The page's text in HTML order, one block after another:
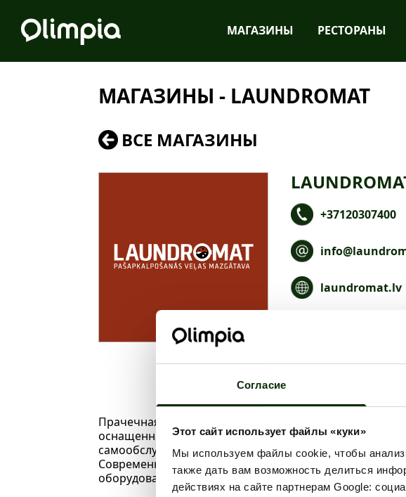
Согласие
Этот сайт использует файлы «куки»
Мы используем файлы cookie, чтобы
также дать вам возможность делиться
действиях на сайте партнерам Google:
MАГАЗИНЫ РЕСТОРАНЫ
МАГАЗИНЫ - LAUNDROMAT
ВСЕ МАГАЗИНЫ
+37120307400
laundromat.lv
Прачечная самообслуживания LAUNDROMAT —
оснащенная самыми современными
самообслуживания – услуга, которая уже давно
Современные прачечные LAUNDROMAT оснащены
оборудованием для стирки и сушки белья.